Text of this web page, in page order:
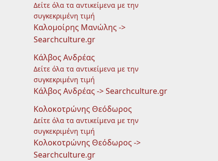
Δείτε όλα τα αντικείμενα με την
συγκεκριμένη τιμή
Καλομοίρης Μανώλης ->
Searchculture.gr
Κάλβος Ανδρέας
Δείτε όλα τα αντικείμενα με την
συγκεκριμένη τιμή
Κάλβος Ανδρέας -> Searchculture.gr
Κολοκοτρώνης Θεόδωρος
Δείτε όλα τα αντικείμενα με την
συγκεκριμένη τιμή
Κολοκοτρώνης Θεόδωρος ->
Searchculture.gr